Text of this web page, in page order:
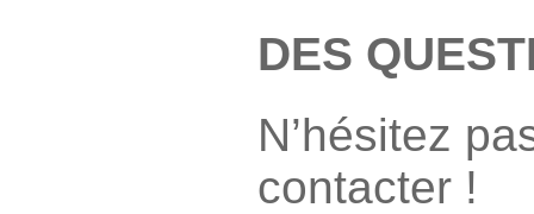
DES
N’hésitez
contacter !